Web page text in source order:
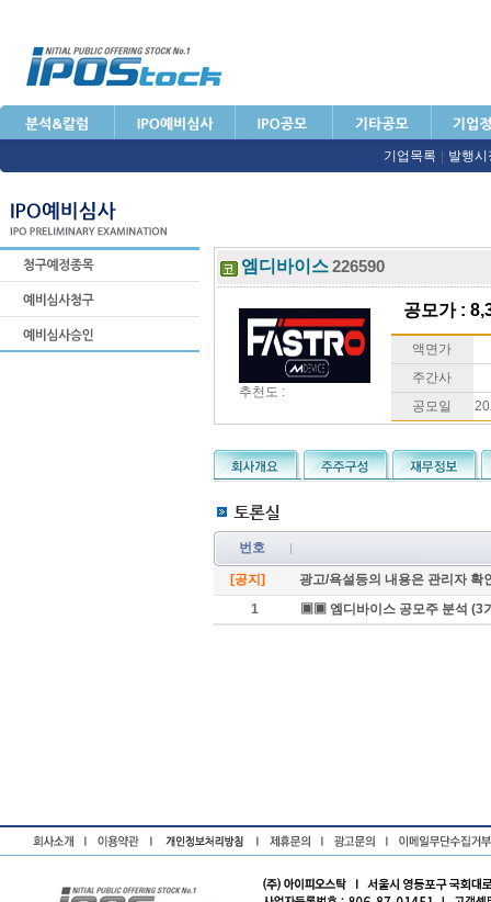
기업목록 발행
엠디바이스 226590
추천도 :
공모가 :
액면가
주간사
공모일
번호
[공지]
광고/욕설등의 내용은 관리자 확
1
▣▣ 엠디바이스 공모주 분석 (3